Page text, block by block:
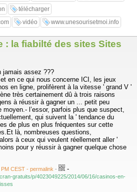
télécharger
vidéo www.unesourisetmoi.info
: la fiabilté des sites Sites
jamais assez ???
en ce qui nous concerne ICI, les jeux
en ligne, prolifèrent à la vitesse ' grand V '
très certainement dû à trois raisons
à réussir à gagner un ... petit peu
moyen.- l’essor, parfois plus que suspect,
qui suivent la ' tendance du
de plus en plus fréquentes sur cette
là, nombreuses questions,
à ceux qui veulent réellement aller '
pour y réussir à gagner quelque chose
CEST - permalink - -
gratuits/p/4023049225/2014/06/16/casinos-en-